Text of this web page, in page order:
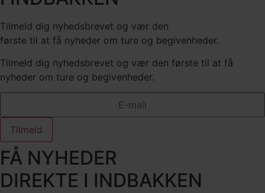
Tilmeld dig nyhedsbrevet og vær den
første til at få nyheder om ture og begivenheder.
Tilmeld dig nyhedsbrevet og vær den første til at få
nyheder om ture og begivenheder.
Tilmeld
FÅ NYHEDER
DIREKTE I INDBAKKEN